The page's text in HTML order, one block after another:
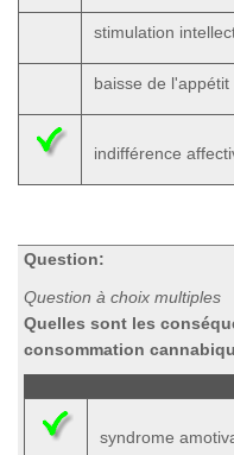
stimulation
baisse de l'appétit
indifférence
Question:
Question à choix multiples
Quelles sont les
consommation
syndrome